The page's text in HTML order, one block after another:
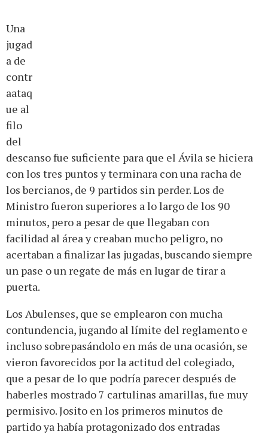
Una
jugad
a de
contr
aataq
ue al
filo
del
descanso fue suficiente para que el Ávila se hiciera
con los tres puntos y terminara con una racha de
los bercianos, de 9 partidos sin perder. Los de
Ministro fueron superiores a lo largo de los 90
minutos, pero a pesar de que llegaban con
facilidad al área y creaban mucho peligro, no
acertaban a finalizar las jugadas, buscando siempre
un pase o un regate de más en lugar de tirar a
puerta.
Los Abulenses, que se emplearon con mucha
contundencia, jugando al límite del reglamento e
incluso sobrepasándolo en más de una ocasión, se
vieron favorecidos por la actitud del colegiado,
que a pesar de lo que podría parecer después de
haberles mostrado 7 cartulinas amarillas, fue muy
permisivo. Josito en los primeros minutos de
partido ya había protagonizado dos entradas